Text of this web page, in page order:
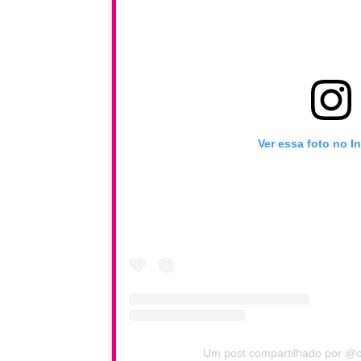
Ver essa foto no
Um post compartilhado por